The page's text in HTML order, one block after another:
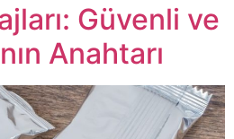
Güvenli ve
Anahtarı